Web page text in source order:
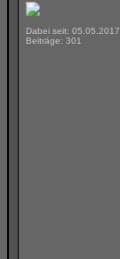
Dabei seit: 05.05.2017
Beiträge: 301